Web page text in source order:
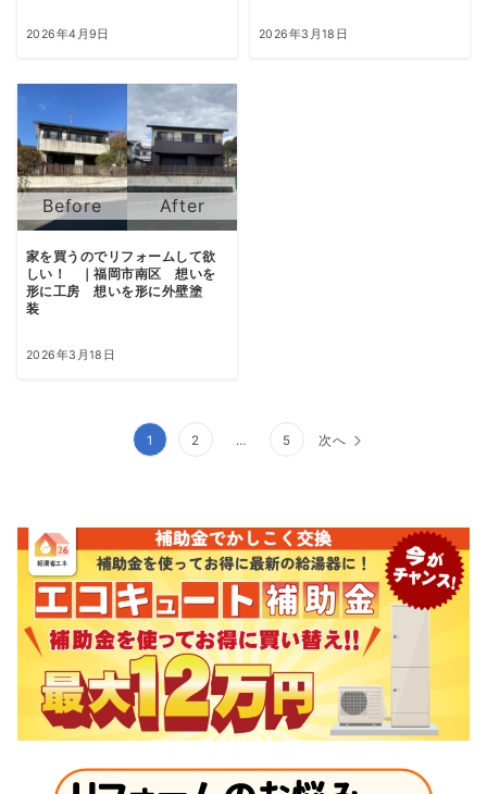
2026年4月9日 2026年3月18日
家を買うのでリフォームして欲
しい！ ｜福岡市南区 想いを
形に工房 想いを形に外壁塗
装
2026年3月18日
ビ
ゲ
ー
シ
ョ
ン
1 2 … 5 次へ